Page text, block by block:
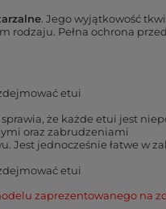
. Jego wyjątkowość
rodzaju. Pełna ochrona przed
etui
że każde etui jest
oraz zabrudzeniami
Jest jednocześnie łatwe w
etui
zaprezentowanego na